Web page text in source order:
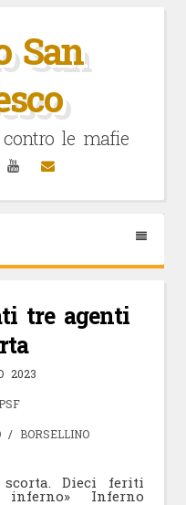
San
le mafie
YouTubeEmail
tre agenti
2023
/ BORSELLINO
Dieci feriti
Inferno